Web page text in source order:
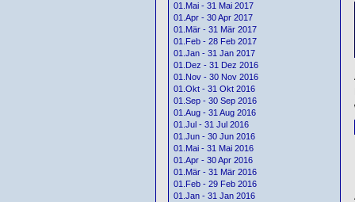
01.Mai - 31 Mai 2017
01.Apr - 30 Apr 2017
01.Mär - 31 Mär 2017
01.Feb - 28 Feb 2017
01.Jan - 31 Jan 2017
01.Dez - 31 Dez 2016
01.Nov - 30 Nov 2016
01.Okt - 31 Okt 2016
01.Sep - 30 Sep 2016
01.Aug - 31 Aug 2016
01.Jul - 31 Jul 2016
01.Jun - 30 Jun 2016
01.Mai - 31 Mai 2016
01.Apr - 30 Apr 2016
01.Mär - 31 Mär 2016
01.Feb - 29 Feb 2016
01.Jan - 31 Jan 2016